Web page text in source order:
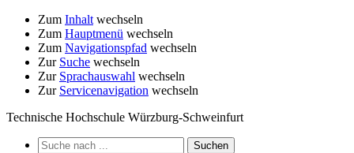
Zum Inhalt wechseln
Zum Hauptmenü wechseln
Zum Navigationspfad wechseln
Zur Suche wechseln
Zur Sprachauswahl wechseln
Zur Servicenavigation wechseln
Technische Hochschule Würzburg-Schweinfurt